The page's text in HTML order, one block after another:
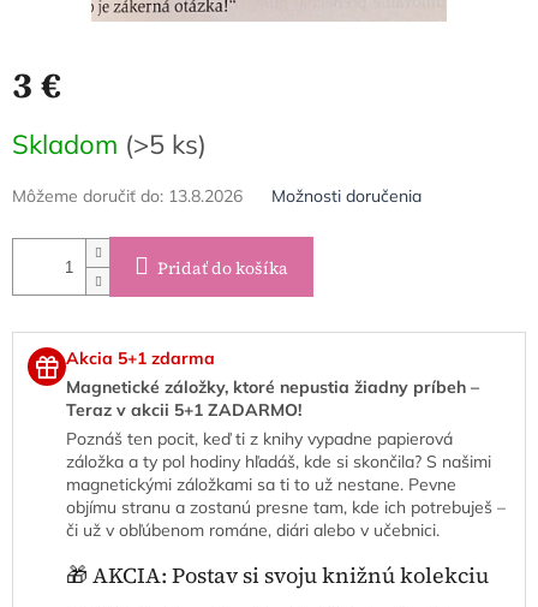
3 €
cena:
Skladom (>5 ks)
Môžeme doručiť do: 13.8.2026 Možnosti doručenia
Pridať do košíka
Akcia 5+1 zdarma
Magnetické záložky, ktoré nepustia žiadny príbeh –
Teraz v akcii 5+1 ZADARMO!
Poznáš ten pocit, keď ti z knihy vypadne papierová
záložka a ty pol hodiny hľadáš, kde si skončila? S našimi
magnetickými záložkami sa ti to už nestane. Pevne
objímu stranu a zostanú presne tam, kde ich potrebuješ –
či už v obľúbenom románe, diári alebo v učebnici.
🎁 AKCIA: Postav si svoju knižnú kolekciu